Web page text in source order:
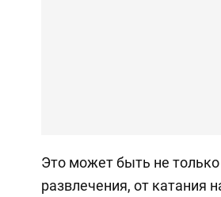
Это может быть не
развлечения, от катания